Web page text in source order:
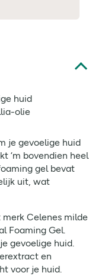
huid
olie
je gevoelige huid
‘m bovendien heel
gel bevat
uit, wat
Celenes milde
Foaming Gel.
gevoelige huid.
en
voor je huid.